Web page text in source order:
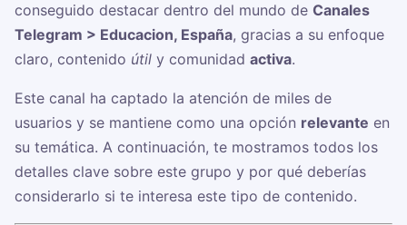
conseguido destacar dentro del mundo de Canales
Telegram > Educacion, España, gracias a su enfoque
claro, contenido útil y comunidad activa.
Este canal ha captado la atención de miles de
usuarios y se mantiene como una opción relevante en
su temática. A continuación, te mostramos todos los
detalles clave sobre este grupo y por qué deberías
considerarlo si te interesa este tipo de contenido.